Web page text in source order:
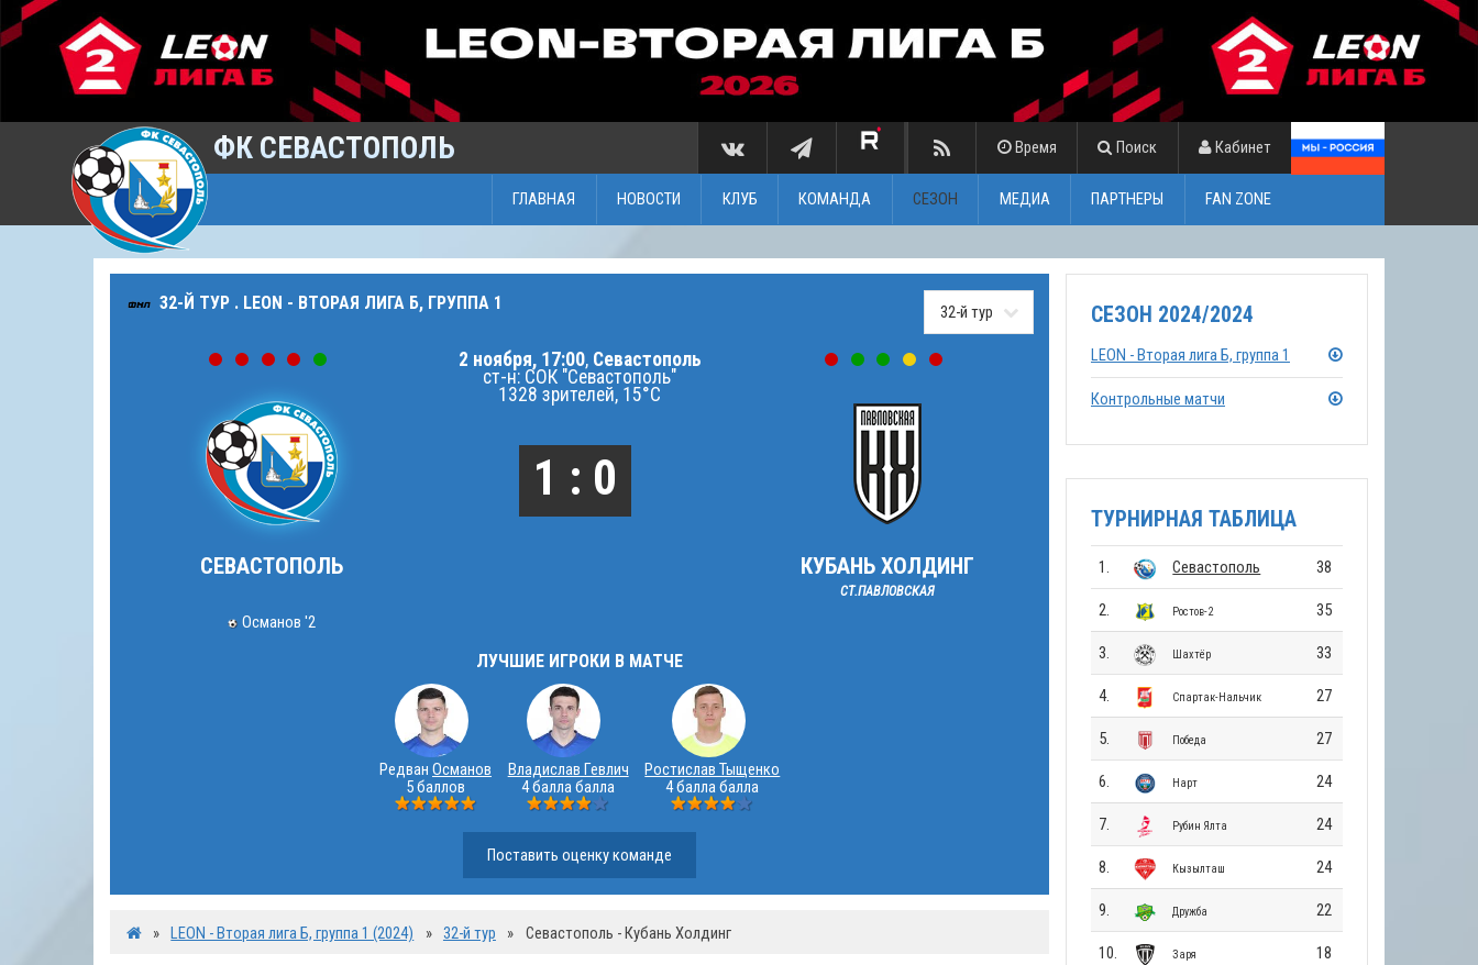
ФК СЕВАСТОПОЛЬ Время Поиск Кабинет
ГЛАВНАЯ НОВОСТИ КЛУБ КОМАНДА СЕЗОН МЕДИА ПАРТНЕРЫ FAN ZONE
32-Й ТУР . LEON - ВТОРАЯ ЛИГА Б, ГРУППА 1
СЕВАСТОПОЛЬ
Османов '2
2 ноября, 17:00, Севастополь
ст-н: СОК "Севастополь"
1328 зрителей, 15°C
1 : 0
КУБАНЬ ХОЛДИНГ
СТ.ПАВЛОВСКАЯ
ЛУЧШИЕ ИГРОКИ В МАТЧЕ
Редван Османов
5 баллов
Владислав Гевлич
4 балла балла
Ростислав Тыщенко
4 балла балла
Поставить оценку команде
» LEON - Вторая лига Б, группа 1 (2024) » 32-й тур » Севастополь - Кубань Холдинг
СЕЗОН 2024/2024
LEON - Вторая лига Б, группа 1
Контрольные матчи
ТУРНИРНАЯ ТАБЛИЦА
1. Севастополь 38
2. Ростов-2 35
3. Шахтёр 33
4. Спартак-Нальчик 27
5. Победа 27
6. Нарт 24
7. Рубин Ялта 24
8. Кызылташ 24
9. Дружба 22
10. Заря 18